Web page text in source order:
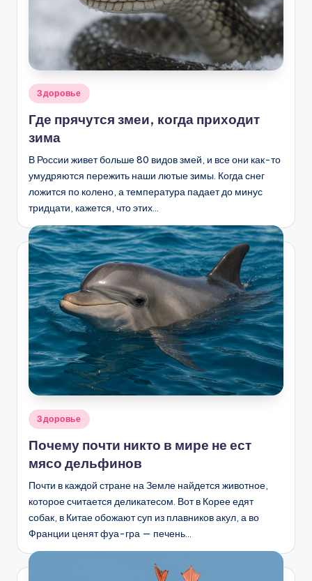
Опубликовано
Здоровье
Где прячутся змеи, когда приходит
зима
В России живет больше 80 видов змей, и все они как-то
умудряются пережить наши лютые зимы. Когда снег
ложится по колено, а температура падает до минус
тридцати, кажется, что этих…
Опубликовано
Здоровье
Почему почти никто в мире не ест
мясо дельфинов
Почти в каждой стране на Земле найдется животное,
которое считается деликатесом. Вот в Корее едят
собак, в Китае обожают суп из плавников акул, а во
Франции ценят фуа-гра — печень…